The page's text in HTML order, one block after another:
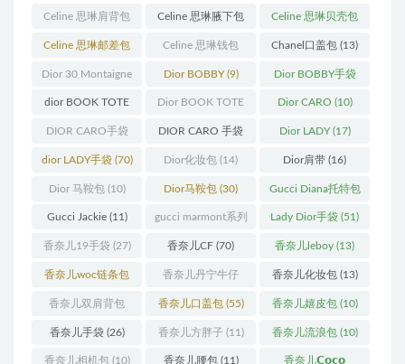
(250) (55) (11)
Celine 思琳肩背包
(12)
Celine 思琳腋下包
(10)
Celine 思琳贝壳包
(12)
Celine 思琳邮差包
(13)
Celine 思琳钱包
(10)
Chanel口盖包 (13)
Dior 30 Montaigne
蒙田(31)
Dior BOBBY(9) Dior BOBBY手袋
(26)
dior BOOK TOTE
(12)
Dior BOOK TOTE
手袋(163)
Dior CARO (10)
DIOR CARO手袋
(11)
DIOR CARO 手袋
(31)
Dior LADY(17)
dior LADY手袋(70) Dior化妆包 (14) Dior肩带 (16)
Dior 马鞍包(10) Dior马鞍包 (30) Gucci Diana托特包
(11)
Gucci Jackie(11) gucci marmont系列
(19)
Lady Dior手袋 (51)
香奈儿19手袋 (27) 香奈儿CF (70) 香奈儿leboy (13)
香奈儿woc链条包
(11)
香奈儿丹宁牛仔
(12)
香奈儿化妆包(13)
香奈儿双肩背包
(13)
香奈儿口盖包(55) 香奈儿嬉皮包(10)
香奈儿手袋(26) 香奈儿方胖子(11) 香奈儿流浪包(10)
香奈儿相机包(10) 香奈儿腰包(11) 香奈儿𝗖𝗼𝗰𝗼